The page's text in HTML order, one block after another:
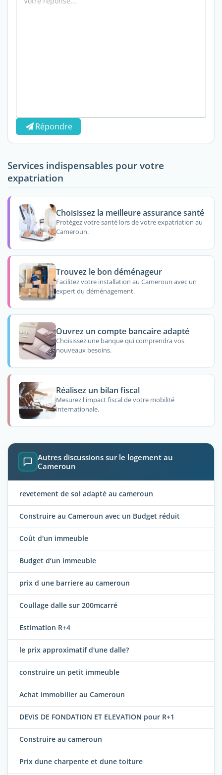
Répondre
Services indispensables pour votre
expatriation
Choisissez la meilleure assurance santé
Protégez votre santé lors de votre expatriation au
Cameroun.
Trouvez le bon déménageur
Facilitez votre installation au Cameroun avec un
expert du déménagement.
Ouvrez un compte bancaire adapté
Choisissez une banque qui comprendra vos
nouveaux besoins.
Réalisez un bilan fiscal
Mesurez l'impact fiscal de votre mobilité
internationale.
Autres discussions sur le logement au
Cameroun
revetement de sol adapté au cameroun
Construire au Cameroun avec un Budget réduit
Coût d'un immeuble
Budget d‘un immeuble
prix d une barriere au cameroun
Coullage dalle sur 200mcarré
Estimation R+4
le prix approximatif d'une dalle?
construire un petit immeuble
Achat immobilier au Cameroun
DEVIS DE FONDATION ET ELEVATION pour R+1
Construire au cameroun
Prix dune charpente et dune toiture